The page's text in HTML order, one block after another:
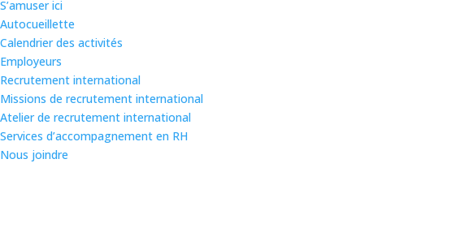
S’amuser ici
Autocueillette
Calendrier des activités
Employeurs
Recrutement international
Missions de recrutement international
Atelier de recrutement international
Services d’accompagnement en RH
Nous joindre